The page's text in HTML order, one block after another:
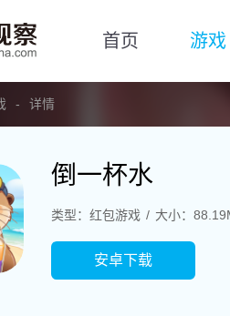
首页 游戏
详情
倒一杯水
类型：红包游戏 大小：
安卓下载